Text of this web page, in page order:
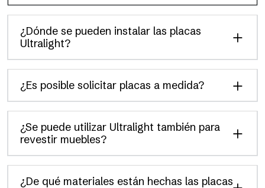
¿Dónde se pueden instalar las placas
Ultralight?
¿Es posible solicitar placas a medida?
¿Se puede utilizar Ultralight también para
revestir muebles?
¿De qué materiales están hechas las placas